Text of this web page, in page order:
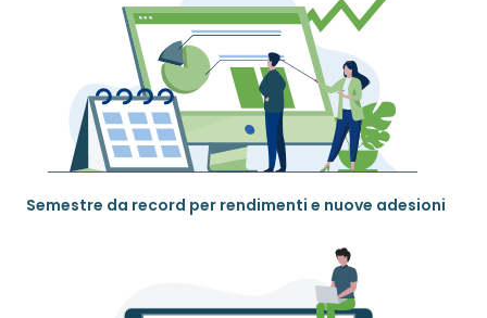
Semestre da record per rendimenti e nuove adesioni